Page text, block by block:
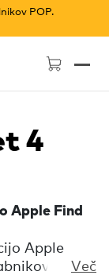
POP.
4
Apple Find
Apple
v
Več